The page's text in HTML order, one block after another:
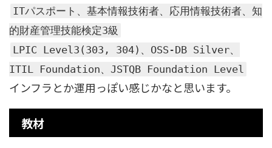
ITパスポート、基本情報技術者、応用情報技術者、知
的財産管理技能検定3級
LPIC Level3(303, 304)、OSS-DB Silver、
ITIL Foundation、JSTQB Foundation Level
インフラとか運用っぽい感じかなと思います。
教材